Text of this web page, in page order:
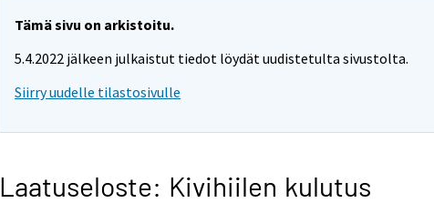
Tämä sivu on arkistoitu.
5.4.2022 jälkeen julkaistut tiedot löydät uudistetulta sivustolta.
Siirry uudelle tilastosivulle
Laatuseloste: Kivihiilen kulutus